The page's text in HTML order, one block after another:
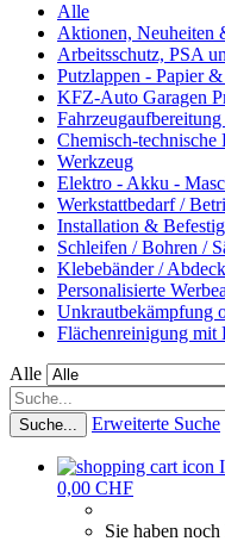
Alle
Aktionen, Neuheiten
Arbeitsschutz, PSA
Putzlappen - Papier
KFZ-Auto Garagen
Chemisch-technische
Werkzeug
Elektro - Akku -
Werkstattbedarf /
Installation &
Schleifen / Bohren /
Klebebänder /
Personalisierte
Unkrautbekämpfung
Flächenreinigung mit
Alle
Suche... Erweiterte Suche
0,00 CHF
Sie haben